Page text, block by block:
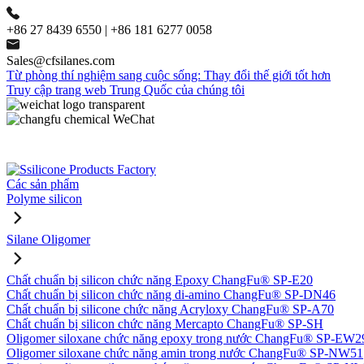
+86 27 8439 6550 | +86 181 6277 0058
Sales@cfsilanes.com
Từ phòng thí nghiệm sang cuộc sống: Thay đổi thế giới tốt hơn
Truy cập trang web Trung Quốc của chúng tôi
Các sản phẩm
Polyme silicon
Silane Oligomer
Chất chuẩn bị silicon chức năng Epoxy ChangFu® SP-E20
Chất chuẩn bị silicon chức năng di-amino ChangFu® SP-DN46
Chất chuẩn bị silicone chức năng Acryloxy ChangFu® SP-A70
Chất chuẩn bị silicon chức năng Mercapto ChangFu® SP-SH
Oligomer siloxane chức năng epoxy trong nước ChangFu® SP-
Oligomer siloxane chức năng amin trong nước ChangFu® SP-NW51